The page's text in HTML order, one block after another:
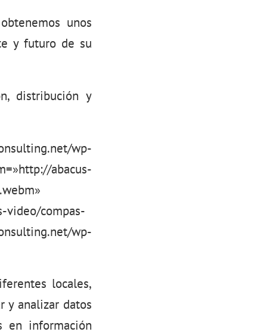
unos
y futuro de su
distribución y
wp-
abacus-
video/compas-
wp-
locales,
y analizar datos
en información